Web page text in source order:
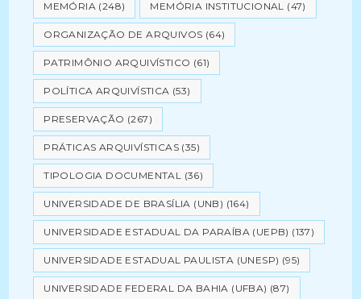
MEMÓRIA (248) MEMÓRIA INSTITUCIONAL (47)
ORGANIZAÇÃO DE ARQUIVOS (64)
PATRIMÔNIO ARQUIVÍSTICO (61)
POLÍTICA ARQUIVÍSTICA (53)
PRESERVAÇÃO (267)
PRÁTICAS ARQUIVÍSTICAS (35)
TIPOLOGIA DOCUMENTAL (36)
UNIVERSIDADE DE BRASÍLIA (UNB) (164)
UNIVERSIDADE ESTADUAL DA PARAÍBA (UEPB) (137)
UNIVERSIDADE ESTADUAL PAULISTA (UNESP) (95)
UNIVERSIDADE FEDERAL DA BAHIA (UFBA) (87)